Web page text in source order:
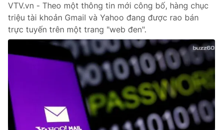
VTV.vn - Theo một thông tin mới công bố, hàng chục
triệu tài khoản Gmail và Yahoo đang được rao bán
trực tuyến trên một trang "web đen".